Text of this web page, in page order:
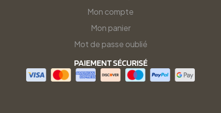
Mon compte
Mon panier
Mot de passe oublié
PAIEMENT SÉCURISÉ